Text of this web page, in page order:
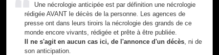
Une nécrologie anticipée est par définition une nécrologie
rédigée AVANT le décès de la personne. Les agences de
presse ont dans leurs tiroirs la nécrologie des grands de ce
monde encore vivants, rédigée et prête à être publiée.
Il ne s'agit en aucun cas ici, de l'annonce d'un décès , ni de
son anticipation.